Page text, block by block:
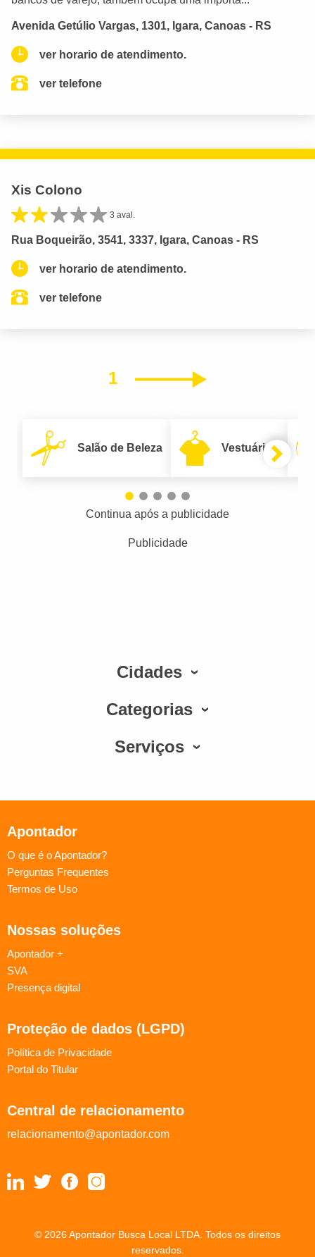
Avenida Getúlio Vargas, 1301, Igara, Canoas - RS
ver horario de atendimento.
ver telefone
Xis Colono
3 aval.
Rua Boqueirão, 3541, 3337, Igara, Canoas - RS
ver horario de atendimento.
ver telefone
1 Próximo
Salão de Beleza Vestuário
Continua após a publicidade
Publicidade
Cidades
Categorias
Serviços
Apontador
O que é o Apontador?
Perguntas Frequentes
Termos de Uso
Nossas soluções
Apontador +
SVA
Presença digital
Proteção de dados (LGPD)
Política de Privacidade
Portal do Titular
Central de relacionamento
relacionamento@apontador.com
© 2026 Apontador Busca Local LTDA. Todos os direitos
reservados.